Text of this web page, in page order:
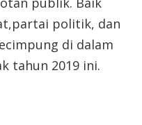
politik, dan
di dalam
tahun 2019 ini.